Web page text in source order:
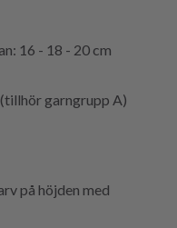
16 - 18 - 20 cm
garngrupp A)
på höjden med